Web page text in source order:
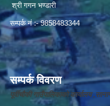
श्री गगन भण्डारी
सम्पर्क नं :- 9858483344
सम्पर्क विवरण
पूर्वीचौकी गाउँपालिकाको कार्यालय